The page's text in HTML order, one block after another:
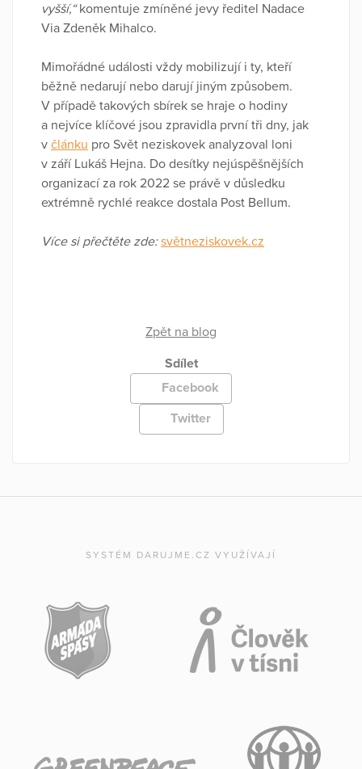
vyšší,“komentuje zmíněné jevy ředitel Nadace
Via Zdeněk Mihalco.
Mimořádné události vždy mobilizují i ty, kteří
běžně nedarují nebo darují jiným způsobem.
V případě takových sbírek se hraje o hodiny
a nejvíce klíčové jsou zpravidla první tři dny, jak
v článku pro Svět neziskovek analyzoval loni
v září Lukáš Hejna. Do desítky nejúspěšnějších
organizací za rok 2022 se právě v důsledku
extrémně rychlé reakce dostala Post Bellum.
Více si přečtěte zde:světneziskovek.cz
Zpět na blog
Sdílet
Facebook
Twitter
SYSTÉM DARUJME.CZ VYUŽÍVAJÍ